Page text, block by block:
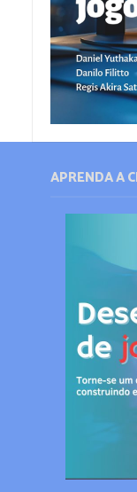
APRENDA A